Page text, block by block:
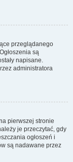
przeglądanego
są
napisane.
administratora
pierwszej stronie
je przeczytać, gdy
ogłoszeń i
są nadawane przez